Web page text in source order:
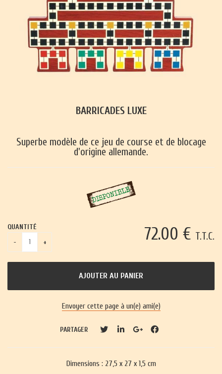
BARRICADES LUXE
Superbe modèle de ce jeu de course et de blocage
d'origine allemande.
72.00 € T.T.C.
QUANTITÉ
Envoyer cette page à un(e) ami(e)
PARTAGER
Dimensions : 27,5 x 27 x 1,5 cm